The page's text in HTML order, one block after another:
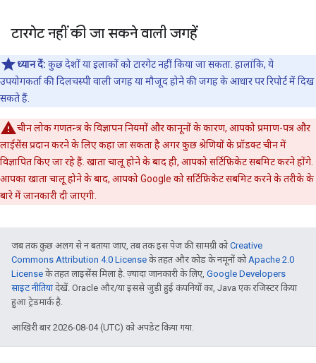
टारगेट नहीं की जा सकने वाली जगहें
ध्यान दें: कुछ देशों या इलाकों को टारगेट नहीं किया जा सकता. हालांकि, ये
उपयोगकर्ता की दिलचस्पी वाली जगह या मौजूद होने की जगह के आधार पर रिपोर्ट में दिख
सकते हैं.
चीन लोक गणतन्त्र के विज्ञापन नियमों और कानूनों के कारण, आपको प्रमाण-पत्र और
लाईसेंस प्रदान करने के लिए कहा जा सकता है अगर कुछ श्रेणियों के प्रॉडक्ट चीन में
विज्ञापित किए जा रहे हैं. खाता चालू होने के बाद ही, आपको सर्टिफ़िकेट सबमिट करने होंगे.
आपका खाता चालू होने के बाद, आपको Google को सर्टिफ़िकेट सबमिट करने के तरीके के
बारे में जानकारी दी जाएगी.
जब तक कुछ अलग से न बताया जाए, तब तक इस पेज की सामग्री कोCreative
Commons Attribution 4.0 License के तहत और कोड के नमूनों कोApache 2.0
License के तहत लाइसेंस मिला है. ज़्यादा जानकारी के लिए, Google Developers
साइट नीतियांदेखें. Oracle और/या इससे जुड़ी हुई कंपनियों का, Java एक रजिस्टर किया
हुआ ट्रेडमार्क है.
आखिरी बार 2026-08-04 (UTC) को अपडेट किया गया.